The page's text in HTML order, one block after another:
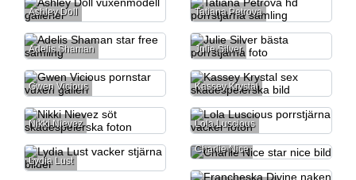
Ashley Doll Tatiana Petrova
Adelis Shaman Julie Silver
Gwen Vicious Kassey Krystal
Nikki Nievez Lola Luscious
Lydia Lust
Charlie Nice